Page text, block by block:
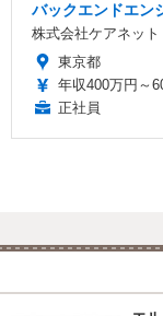
バックエンドエン
株式会社ケアネット
東京都
年収400万円～
正社員